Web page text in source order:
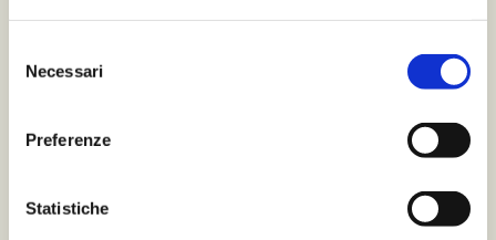
delNecessari
Preferenze
Statistiche
Un mondo di valori in cui sostenibilità,
impegno quotidiano di Caviro e dei propri